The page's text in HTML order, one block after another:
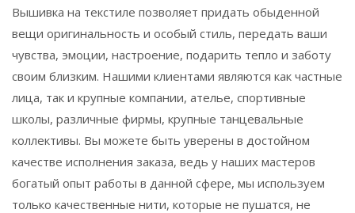
Вышивка на текстиле позволяет придать обыденной
вещи оригинальность и особый стиль, передать ваши
чувства, эмоции, настроение, подарить тепло и заботу
своим близким. Нашими клиентами являются как частные
лица, так и крупные компании, ателье, спортивные
школы, различные фирмы, крупные танцевальные
коллективы. Вы можете быть уверены в достойном
качестве исполнения заказа, ведь у наших мастеров
богатый опыт работы в данной сфере, мы используем
только качественные нити, которые не пушатся, не